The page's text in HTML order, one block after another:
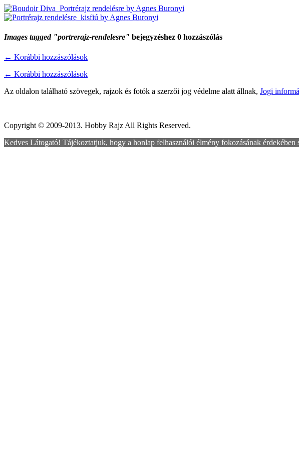
Images tagged "portrerajz-rendelesre" bejegyzéshez 0 hozzászólás
← Korábbi hozzászólások
← Korábbi hozzászólások
Az oldalon található szövegek, rajzok és fotók a szerzői jog védelme alatt állnak, Jogi
Copyright © 2009-2013. Hobby Rajz All Rights Reserved.
Kedves Látogató! Tájékoztatjuk, hogy a honlap felhasználói élmény fokozásának